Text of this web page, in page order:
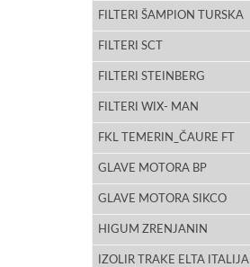
FILTERI ŠAMPION TURSKA
FILTERI SCT
FILTERI STEINBERG
FILTERI WIX- MAN
FKL TEMERIN_ČAURE FT
GLAVE MOTORA BP
GLAVE MOTORA SIKCO
HIGUM ZRENJANIN
IZOLIR TRAKE ELTA ITALIJA